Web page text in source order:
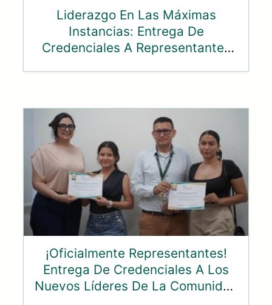
Liderazgo En Las Máximas
Instancias: Entrega De
Credenciales A Representantes
¡Oficialmente Representantes!
Entrega De Credenciales A Los
Nuevos Líderes De La Comunidad